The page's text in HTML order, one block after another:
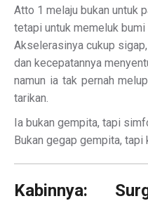
Atto 1 melaju bukan untuk
tetapi untuk memeluk bumi
Akselerasinya cukup sigap,
dan kecepatannya
namun ia tak pernah
tarikan.
Ia bukan gempita, tapi
Bukan gegap gempita, tapi
Kabinnya: